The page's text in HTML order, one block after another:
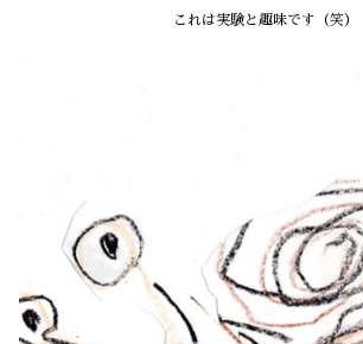
これは実験と趣味です（笑）